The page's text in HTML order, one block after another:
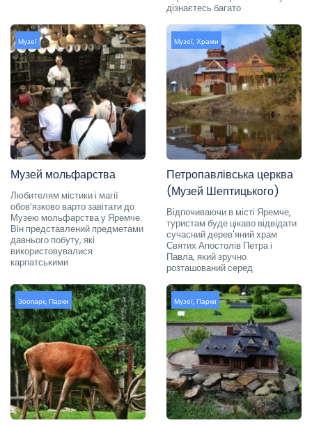
дізнаєтесь багато
Музеї
Музей мольфарства
Любителям містики і магії
обов’язково варто завітати до
Музею мольфарства у Яремче.
Він представлений предметами
давнього побуту, які
використовувалися
карпатськими
Музеї, Храми
Петропавлівська церква
(Музей Шептицького)
Відпочиваючи в місті Яремче,
туристам буде цікаво відвідати
сучасний дерев'яний храм
Святих Апостолів Петра і
Павла, який зручно
розташований серед
Зоопарк, Парки Музеї, Парки